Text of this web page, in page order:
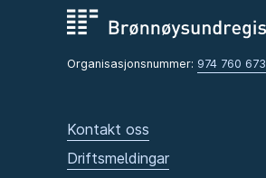
Organisasjonsnummer: 974 760 673
Kontakt oss
Driftsmeldingar